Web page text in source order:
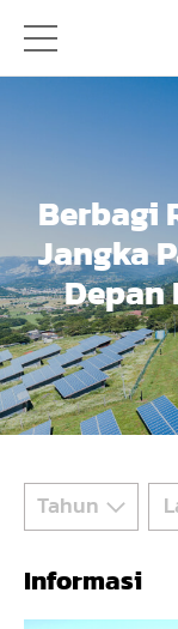
Berbagi
Jangka
Depan
Informasi